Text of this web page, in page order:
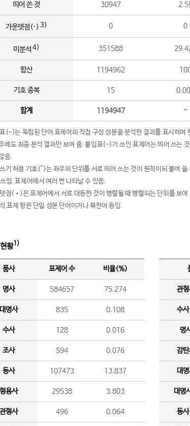
띄어 쓴 것 30947
가운뎃점(·) 3) 0 0
미분석 4) 351588
합산 1194962
기호 중복 15
합계 1194947 -
(-)는 독립된 단어 표제어의 직접 구성 성분을 분석한 결과를 표시하며
에도 최종 분석 결과만 보여 줌. 붙임표(-)가 쓰인 표제어는 띄어 쓰는
음.
기 허용 기호(^)는 좌우의 단위를 서로 띄어 쓰는 것이 원칙이되 붙여
임. 표제어에서 여러 번 나타날 수 있음.
점(•)은 표제어에서 서로 대등한 것이 병렬될 때 병렬되는 단위를 보여
표제 항은 단일 성분 단어이거나 북한어 등임.
황1)
품사 표제어 수 비율(%)
명사 584657 75.274
명사 835 0.108
수사 128 0.016
조사 594 0.076
동사 107473 13.837
용사 29538 3.803
형사 496 0.064
관
수
명
감
대
대명
동